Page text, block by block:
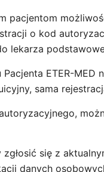
pacjentom
o kod
lekarza
ETER-
sama
zgłosić się z
danych